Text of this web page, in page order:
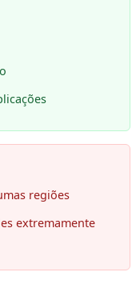
regiões
extremamente